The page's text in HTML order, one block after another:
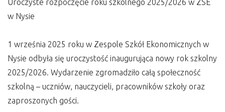
Uroczyste rozpoczęcie roku szkolnego 2025/2026 w ZSE
w Nysie
1 września 2025 roku w Zespole Szkół Ekonomicznych w
Nysie odbyła się uroczystość inaugurująca nowy rok szkolny
2025/2026. Wydarzenie zgromadziło całą społeczność
szkolną – uczniów, nauczycieli, pracowników szkoły oraz
zaproszonych gości.